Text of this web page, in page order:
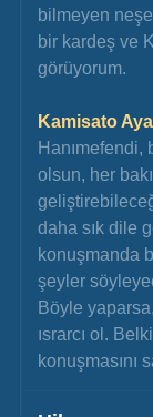
bilmeyen
bir kardeş ve
görüyorum.
Kamisato
Hanımefendi,
olsun, her
daha sık dile
konuşmanda
şeyler
Böyle
ısrarcı ol.
konuşmasını